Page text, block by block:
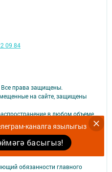
каналга язылыгыз
басыгыз!
права защищены.
на сайте, защищены
в любом объеме
с письменного согласия
по печати и массовым
обязанности главного
09 84